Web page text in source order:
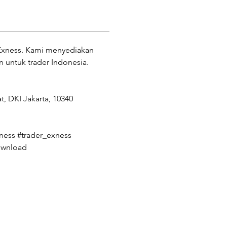
Kami menyediakan
untuk trader Indonesia.
DKI Jakarta, 10340
#trader_exness